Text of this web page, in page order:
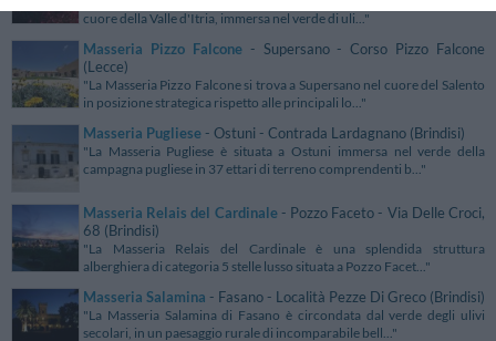
cuore della Valle d'Itria, immersa nel verde di uli..."
Masseria Pizzo Falcone- Supersano - Corso Pizzo Falcone
(Lecce)
"La Masseria Pizzo Falcone si trova a Supersano nel cuore del Salento
in posizione strategica rispetto alle principali lo..."
Masseria Pugliese - Ostuni - Contrada Lardagnano (Brindisi)
"La Masseria Pugliese è situata a Ostuni immersa nel verde della
campagna pugliese in 37 ettari di terreno comprendenti b..."
Masseria Relais del Cardinale- Pozzo Faceto - Via Delle Croci,
68 (Brindisi)
"La Masseria Relais del Cardinale è una splendida struttura
alberghiera di categoria 5 stelle lusso situata a Pozzo Facet..."
Masseria Salamina - Fasano - Località Pezze Di Greco (Brindisi)
"La Masseria Salamina di Fasano è circondata dal verde degli ulivi
secolari, in un paesaggio rurale di incomparabile bell..."